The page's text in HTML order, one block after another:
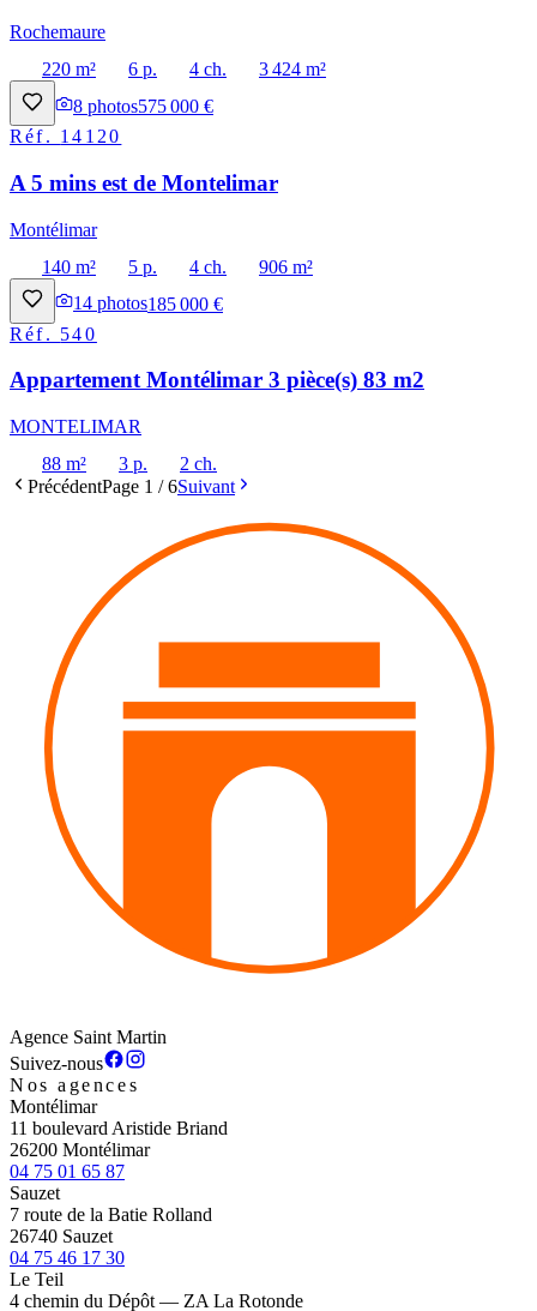
Rochemaure
220 m²
6 p. 4 ch.
3 424 m²
8 photos575 000 €
Réf. 14120
A 5 mins est de Montelimar
Montélimar
140 m²
5 p. 4 ch.
906 m²
14 photos185 000 €
Réf. 540
Appartement Montélimar 3 pièce(s) 83 m2
MONTELIMAR
88 m²
3 p.
2 ch.
PrécédentPage 1 /6Suivant
Agence Saint Martin
Suivez-nous
Nos agences
Montélimar
11 boulevard Aristide Briand
26200 Montélimar
04 75 01 65 87
Sauzet
7 route de la Batie Rolland
26740 Sauzet
04 75 46 17 30
Le Teil
4 chemin du Dépôt — ZA La Rotonde